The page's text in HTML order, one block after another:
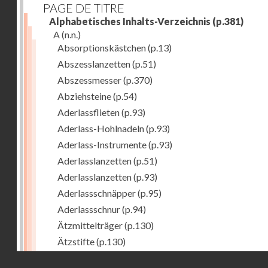
PAGE DE TITRE
Alphabetisches Inhalts-Verzeichnis (p.381)
A (n.n.)
Absorptionskästchen(p.13)
Abszesslanzetten(p.51)
Abszessmesser(p.370)
Abziehsteine(p.54)
Aderlassflieten(p.93)
Aderlass-Hohlnadeln(p.93)
Aderlass-Instrumente(p.93)
Aderlasslanzetten(p.51)
Aderlasslanzetten(p.93)
Aderlassschnäpper(p.95)
Aderlassschnur(p.94)
Ätzmittelträger(p.130)
Ätzstifte(p.130)